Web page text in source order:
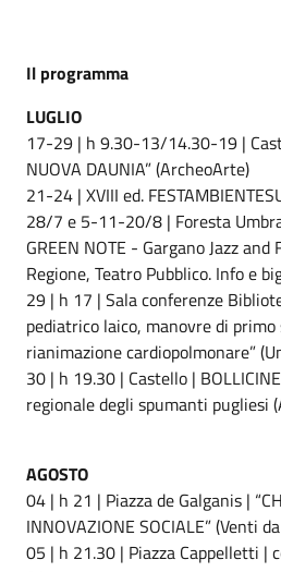
Il programma
LUGLIO
17-29 | h 9.30-13/14.30-19 |
NUOVA DAUNIA” (ArcheoArte)
21-24 | XVIII ed.
28/7 e 5-11-20/8 | Foresta
GREEN NOTE - Gargano Jazz and
Regione, Teatro Pubblico. Info e
29 | h 17 | Sala conferenze
pediatrico laico, manovre di primo
rianimazione cardiopolmonare”
30 | h 19.30 | Castello |
regionale degli spumanti pugliesi
AGOSTO
04 | h 21 | Piazza de Galganis |
INNOVAZIONE SOCIALE” (Venti
05 | h 21.30 | Piazza Cappelletti |